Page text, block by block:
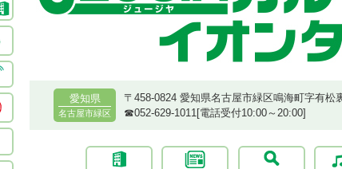
愛知県
名古屋市緑区
〒458-0824 愛知県名古屋市緑区鳴海町字有松
☎︎052-629-1011[電話受付10:00～20:00]